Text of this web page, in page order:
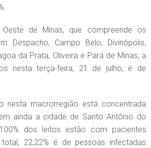
de Minas, que compreende os
Despacho, Campo Belo, Divinópolis,
da Prata, Oliveira e Pará de Minas, a
nesta terça-feira, 21 de julho, é de
nesta macrorregião está concentrada
ainda a cidade de Santo Antônio do
dos leitos estão com pacientes
total, 22,22% é de pessoas infectadas